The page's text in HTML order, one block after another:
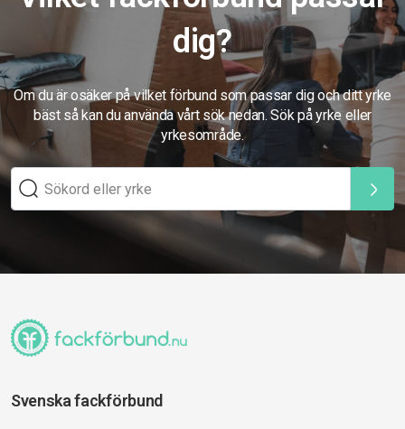
dig?
Om du är osäker på vilket förbund som passar dig och ditt yrke
bäst så kan du använda vårt sök nedan. Sök på yrke eller
yrkesområde.
Svenska fackförbund